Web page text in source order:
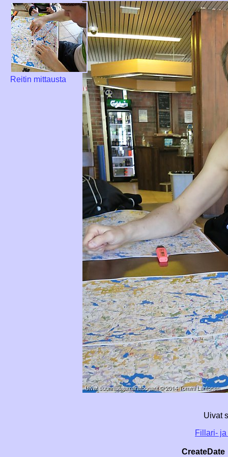
Reitin mittausta
Uivat
Fillari-
CreateDate